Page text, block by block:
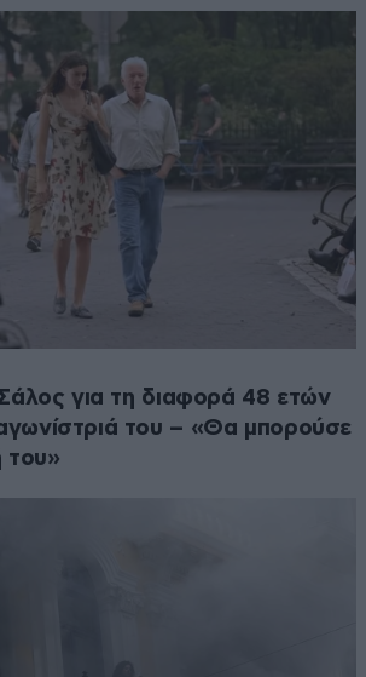
Σάλος για τη διαφορά 48 ετών
του – «Θα μπορούσε
του»